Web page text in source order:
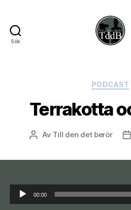
Sök
berör
PODCAST
Terrakotta
Inläggsförfattare
Av Till den det berör
j
00:00